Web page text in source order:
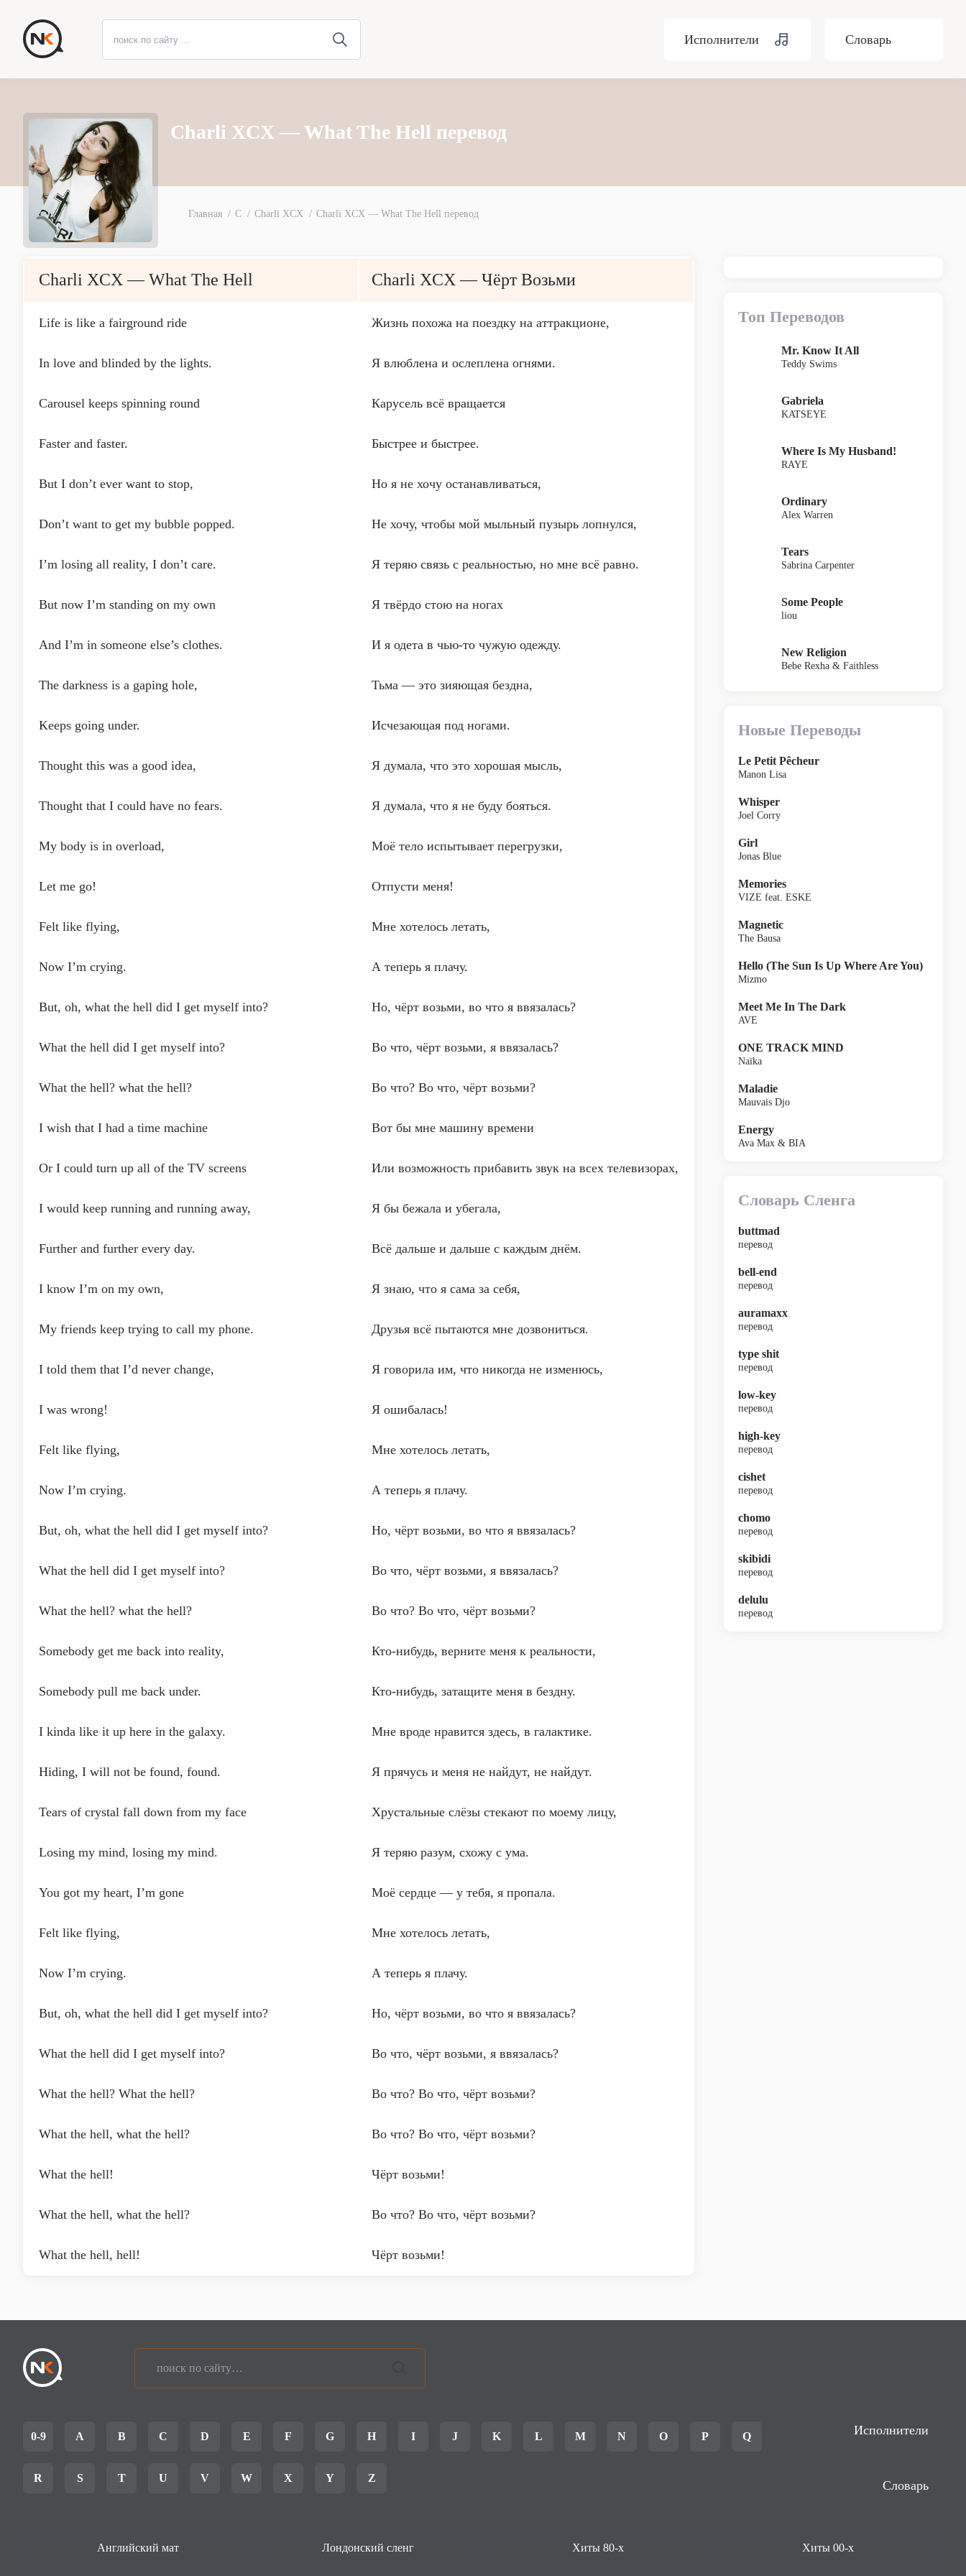
Исполнители Словарь
Charli XCX — What The Hell перевод
Главная C Charli XCX Charli XCX — What The Hell перевод
Charli XCX — What The Hell Charli XCX — Чёрт Возьми
Life is like a fairground ride Жизнь похожа на поездку на аттракционе,
In love and blinded by the lights. Я влюблена и ослеплена огнями.
Carousel keeps spinning round Карусель всё вращается
Faster and faster. Быстрее и быстрее.
But I don’t ever want to stop, Но я не хочу останавливаться,
Don’t want to get my bubble popped. Не хочу, чтобы мой мыльный пузырь лопнулся,
I’m losing all reality, I don’t care. Я теряю связь с реальностью, но мне всё равно.
But now I’m standing on my own Я твёрдо стою на ногах
And I’m in someone else’s clothes. И я одета в чью-то чужую одежду.
The darkness is a gaping hole, Тьма — это зияющая бездна,
Keeps going under. Исчезающая под ногами.
Thought this was a good idea, Я думала, что это хорошая мысль,
Thought that I could have no fears. Я думала, что я не буду бояться.
My body is in overload, Моё тело испытывает перегрузки,
Let me go! Отпусти меня!
Felt like flying, Мне хотелось летать,
Now I’m crying. А теперь я плачу.
But, oh, what the hell did I get myself into? Но, чёрт возьми, во что я ввязалась?
What the hell did I get myself into? Во что, чёрт возьми, я ввязалась?
What the hell? what the hell? Во что? Во что, чёрт возьми?
I wish that I had a time machine Вот бы мне машину времени
Or I could turn up all of the TV screens Или возможность прибавить звук на всех телевизорах,
I would keep running and running away, Я бы бежала и убегала,
Further and further every day. Всё дальше и дальше с каждым днём.
I know I’m on my own, Я знаю, что я сама за себя,
My friends keep trying to call my phone. Друзья всё пытаются мне дозвониться.
I told them that I’d never change, Я говорила им, что никогда не изменюсь,
I was wrong! Я ошибалась!
Felt like flying, Мне хотелось летать,
Now I’m crying. А теперь я плачу.
But, oh, what the hell did I get myself into? Но, чёрт возьми, во что я ввязалась?
What the hell did I get myself into? Во что, чёрт возьми, я ввязалась?
What the hell? what the hell? Во что? Во что, чёрт возьми?
Somebody get me back into reality, Кто-нибудь, верните меня к реальности,
Somebody pull me back under. Кто-нибудь, затащите меня в бездну.
I kinda like it up here in the galaxy. Мне вроде нравится здесь, в галактике.
Hiding, I will not be found, found. Я прячусь и меня не найдут, не найдут.
Tears of crystal fall down from my face Хрустальные слёзы стекают по моему лицу,
Losing my mind, losing my mind. Я теряю разум, схожу с ума.
You got my heart, I’m gone Моё сердце — у тебя, я пропала.
Felt like flying, Мне хотелось летать,
Now I’m crying. А теперь я плачу.
But, oh, what the hell did I get myself into? Но, чёрт возьми, во что я ввязалась?
What the hell did I get myself into? Во что, чёрт возьми, я ввязалась?
What the hell? What the hell? Во что? Во что, чёрт возьми?
What the hell, what the hell? Во что? Во что, чёрт возьми?
What the hell! Чёрт возьми!
What the hell, what the hell? Во что? Во что, чёрт возьми?
What the hell, hell! Чёрт возьми!
Топ Переводов
Mr. Know It All
Teddy Swims
Gabriela
KATSEYE
Where Is My Husband!
RAYE
Ordinary
Alex Warren
Tears
Sabrina Carpenter
Some People
liou
New Religion
Bebe Rexha & Faithless
Новые Переводы
Le Petit Pêcheur
Manon Lisa
Whisper
Joel Corry
Girl
Jonas Blue
Memories
VIZE feat. ESKE
Magnetic
The Bausa
Hello (The Sun Is Up Where Are You)
Mizmo
Meet Me In The Dark
AVE
ONE TRACK MIND
Naïka
Maladie
Mauvais Djo
Energy
Ava Max & BIA
Словарь Сленга
buttmad
перевод
bell-end
перевод
auramaxx
перевод
type shit
перевод
low-key
перевод
high-key
перевод
cishet
перевод
chomo
перевод
skibidi
перевод
delulu
перевод
0-9 A B C D E F G H I J K L M N O P Q
R S T U V W X Y Z
Исполнители
Словарь
Английский мат Лондонский сленг Хиты 80-х Хиты 00-х